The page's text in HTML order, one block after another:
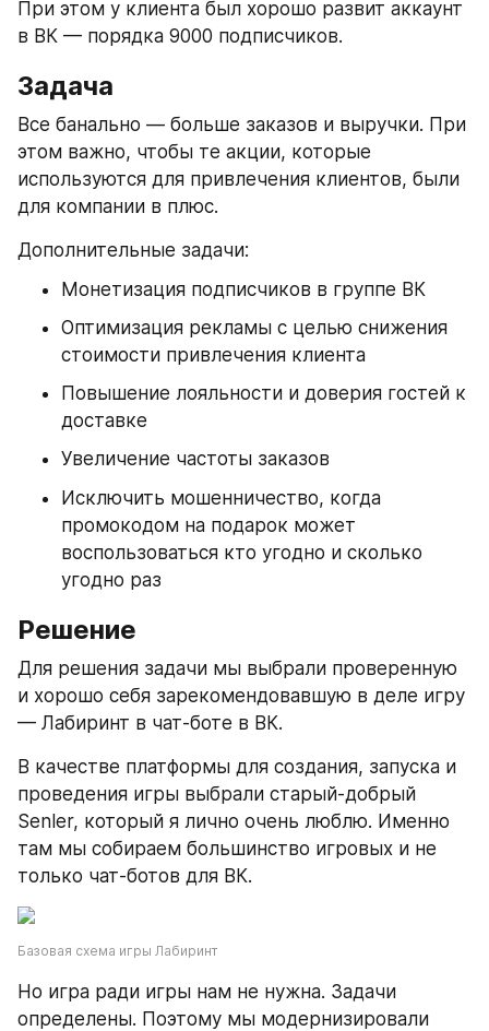
При этом у клиента был хорошо развит аккаунт
в ВК — порядка 9000 подписчиков.
Задача
Все банально — больше заказов и выручки. При
этом важно, чтобы те акции, которые
используются для привлечения клиентов, были
для компании в плюс.
Дополнительные задачи:
Монетизация подписчиков в группе ВК
Оптимизация рекламы с целью снижения
стоимости привлечения клиента
Повышение лояльности и доверия гостей к
доставке
Увеличение частоты заказов
Исключить мошенничество, когда
промокодом на подарок может
воспользоваться кто угодно и сколько
угодно раз
Решение
Для решения задачи мы выбрали проверенную
и хорошо себя зарекомендовавшую в деле игру
— Лабиринт в чат-боте в ВК.
В качестве платформы для создания, запуска и
проведения игры выбрали старый-добрый
Senler, который я лично очень люблю. Именно
там мы собираем большинство игровых и не
только чат-ботов для ВК.
Базовая схема игры Лабиринт
Но игра ради игры нам не нужна. Задачи
определены. Поэтому мы модернизировали